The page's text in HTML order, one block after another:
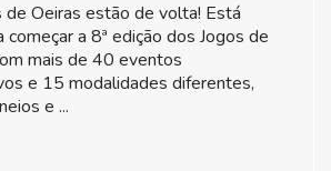
de Oeiras estão de volta! Está
a 8ª edição dos Jogos de
mais de 40 eventos
e 15 modalidades diferentes,
e ...